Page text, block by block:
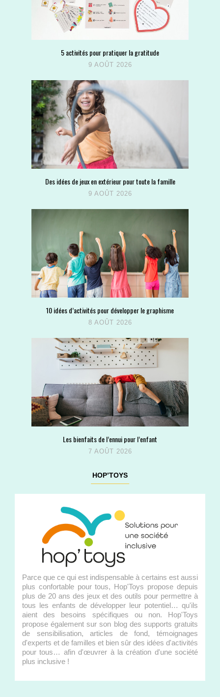
5 activités pour pratiquer la gratitude
9 AOÛT 2026
Des idées de jeux en extérieur pour toute la famille
9 AOÛT 2026
10 idées d’activités pour développer le graphisme
8 AOÛT 2026
Les bienfaits de l’ennui pour l’enfant
7 AOÛT 2026
HOP’TOYS
Parce que ce qui est indispensable à certains est aussi
plus confortable pour tous, Hop'Toys propose depuis
plus de 20 ans des jeux et des outils pour permettre à
tous les enfants de développer leur potentiel… qu'ils
aient des besoins spécifiques ou non. Hop'Toys
propose également sur son blog des supports gratuits
de sensibilisation, articles de fond, témoignages
d'experts et de familles et bien sûr des idées d'activités
pour tous… afin d'œuvrer à la création d'une société
plus inclusive !